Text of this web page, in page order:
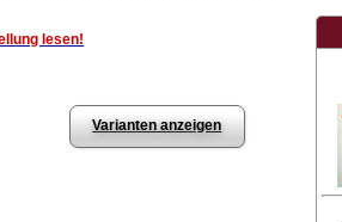
lesen!
Varianten anzeigen